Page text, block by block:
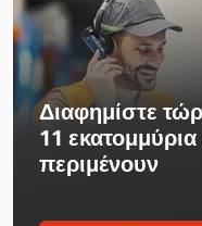
Διαφημίστε
11
περιμένουν